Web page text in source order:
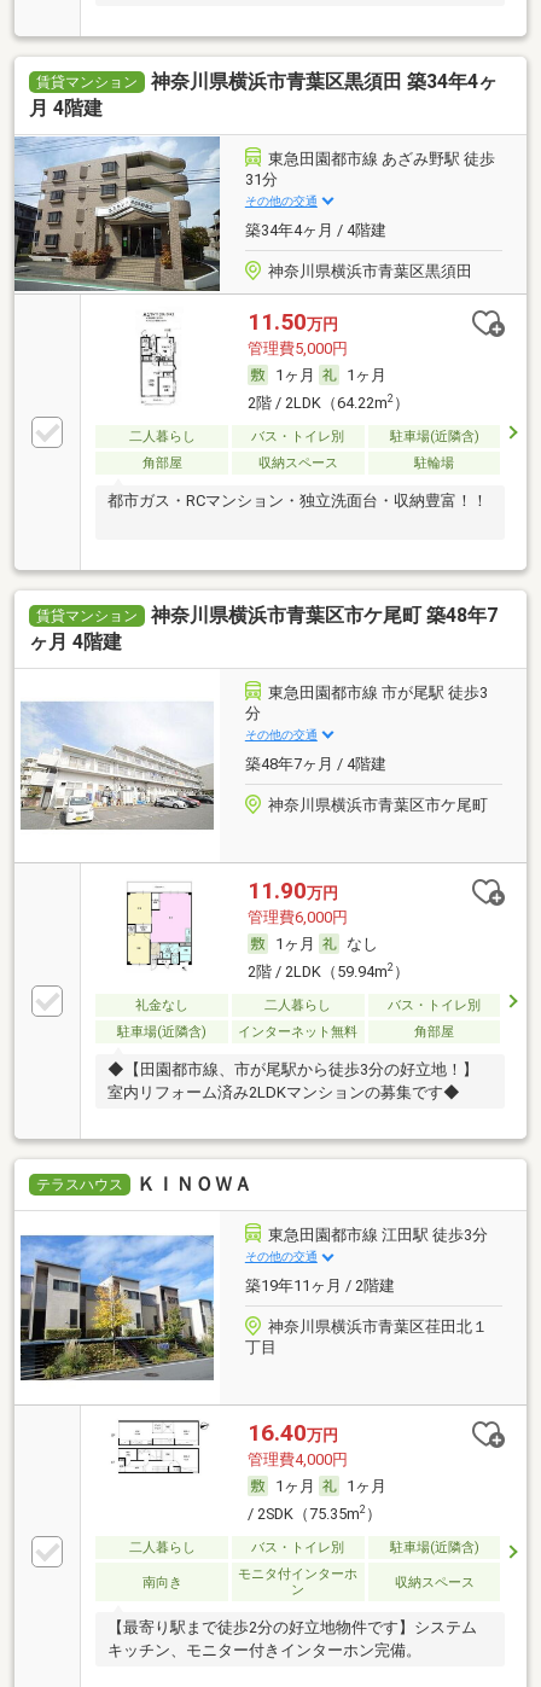
賃貸マンション
神奈川県横浜市青葉区黒須田 築34年4ヶ
月 4階建
東急田園都市線 あざみ野駅 徒歩
31分
その他の交通
築34年4ヶ月 / 4階建
神奈川県横浜市青葉区黒須田
11.50万円
管理費5,000円
1ヶ月
1ヶ月
2階 / 2LDK（64.22m2）
二人暮らし バス・トイレ別
駐車場(近隣含)
角部屋
収納スペース 駐輪場
都市ガス・RCマンション・独立洗面台・収納豊富！！
賃貸マンション
神奈川県横浜市青葉区市ケ尾町 築48年7
ヶ月 4階建
東急田園都市線 市が尾駅 徒歩3
分
その他の交通
築48年7ヶ月 / 4階建
神奈川県横浜市青葉区市ケ尾町
11.90万円
管理費6,000円
1ヶ月
なし
2階 / 2LDK（59.94m2）
礼金なし 二人暮らし
バス・トイレ別
駐車場(近隣含)
インターネット無料 角部屋
◆【田園都市線、市が尾駅から徒歩3分の好立地！】
室内リフォーム済み2LDKマンションの募集です◆
テラスハウス ＫＩＮＯＷＡ
東急田園都市線 江田駅 徒歩3分
その他の交通
築19年11ヶ月 / 2階建
神奈川県横浜市青葉区荏田北１
丁目
16.40万円
管理費4,000円
1ヶ月
1ヶ月
/ 2SDK（75.35m2）
二人暮らし バス・トイレ別 駐車場(近隣含)
南向き
モニタ付インターホ
ン
収納スペース
【最寄り駅まで徒歩2分の好立地物件です】システム
キッチン、モニター付きインターホン完備。